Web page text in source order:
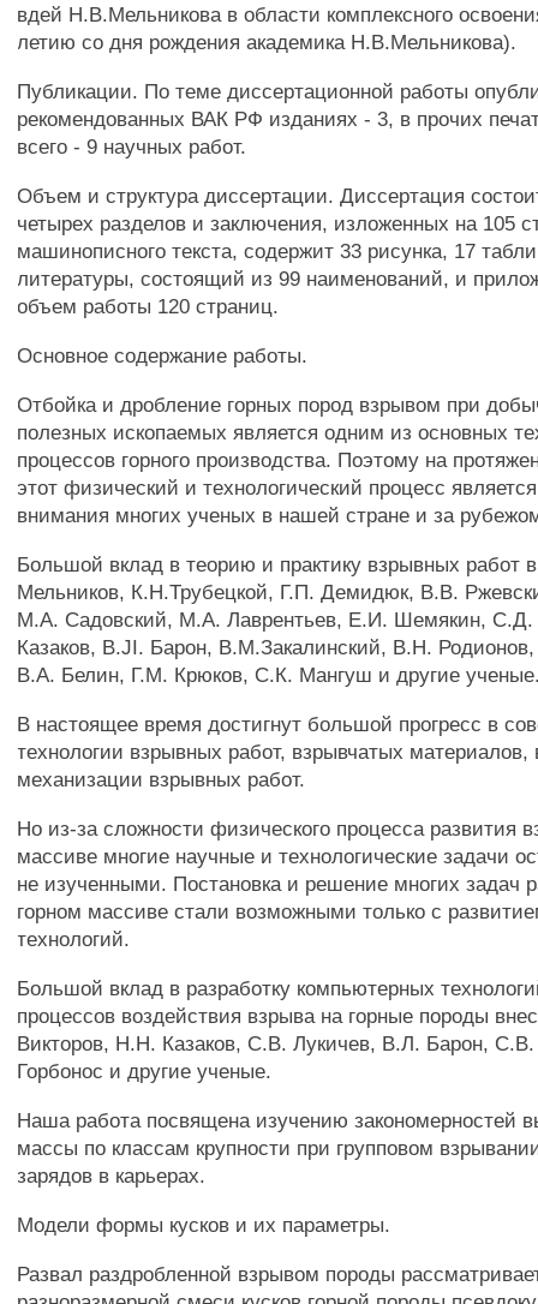
вдей Н.В.Мельникова в области комплексного
летию со дня рождения академика Н.В.Мельникова).
Публикации. По теме диссертационной работы
рекомендованных ВАК РФ изданиях - 3, в прочих
всего - 9 научных работ.
Объем и структура диссертации. Диссертация
четырех разделов и заключения, изложенных на 105
машинописного текста, содержит 33 рисунка, 17
литературы, состоящий из 99 наименований, и
объем работы 120 страниц.
Основное содержание работы.
Отбойка и дробление горных пород взрывом при
полезных ископаемых является одним из основных
процессов горного производства. Поэтому на
этот физический и технологический процесс
внимания многих ученых в нашей стране и за
Большой вклад в теорию и практику взрывных работ
Мельников, К.Н.Трубецкой, Г.П. Демидюк, В.В.
М.А. Садовский, М.А. Лаврентьев, Е.И. Шемякин, С.Д.
Казаков, B.JI. Барон, В.М.Закалинский, В.Н.
В.А. Белин, Г.М. Крюков, С.К. Мангуш и другие
В настоящее время достигнут большой прогресс в
технологии взрывных работ, взрывчатых материалов,
механизации взрывных работ.
Но из-за сложности физического процесса развития
массиве многие научные и технологические задачи
не изученными. Постановка и решение многих задач
горном массиве стали возможными только с
технологий.
Большой вклад в разработку компьютерных
процессов воздействия взрыва на горные породы
Викторов, H.H. Казаков, C.B. Лукичев, В.Л. Барон,
Горбонос и другие ученые.
Наша работа посвящена изучению закономерностей
массы по классам крупности при групповом
зарядов в карьерах.
Модели формы кусков и их параметры.
Развал раздробленной взрывом породы